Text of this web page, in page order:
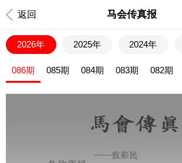
返回 马会传真报
2026年 2025年 2024年
086期 085期 084期 083期 082期